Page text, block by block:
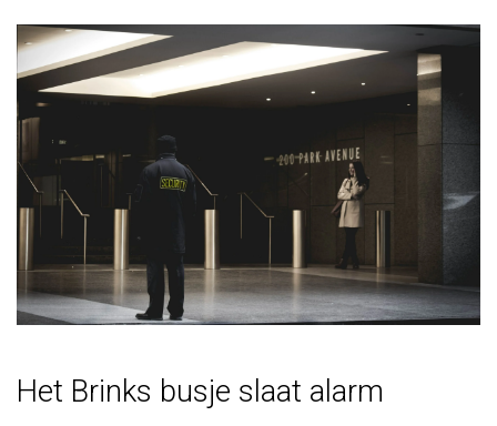
Het Brinks busje slaat alarm